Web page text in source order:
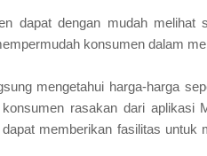
dapat dengan mudah melihat
konsumen dalam
mengetahui harga-harga
rasakan dari aplikasi
memberikan fasilitas untuk